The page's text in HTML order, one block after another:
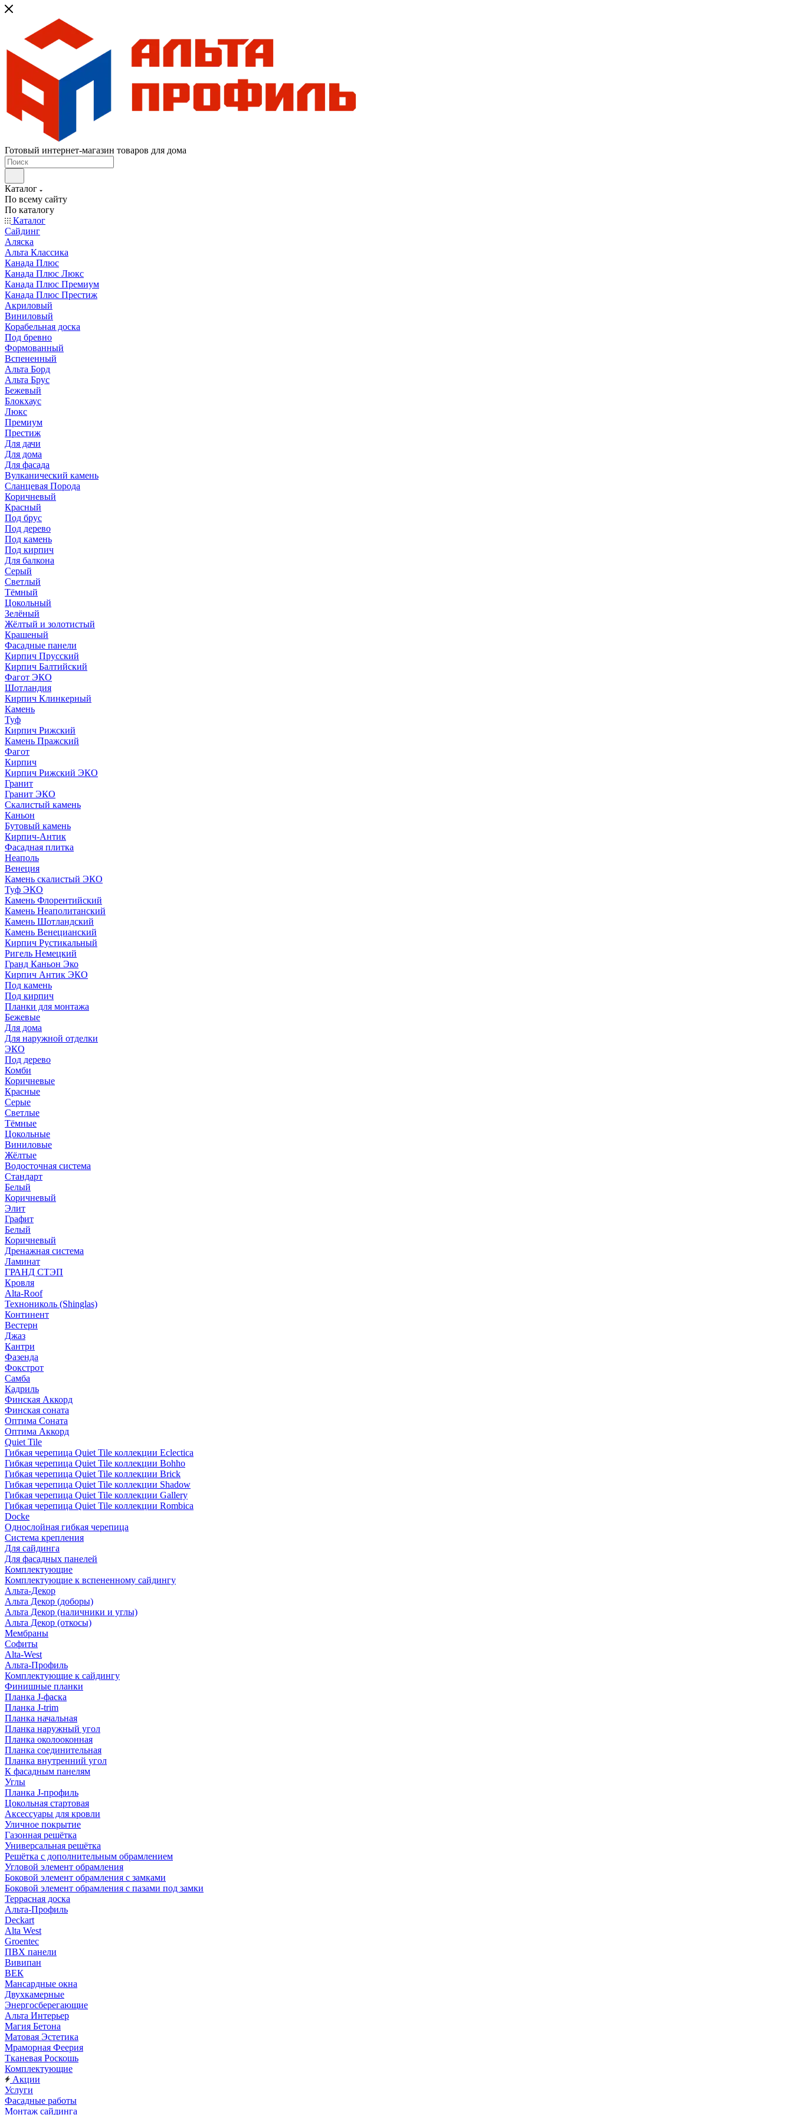
Готовый интернет-магазин товаров для дома
Каталог
По всему сайту
По каталогу
Каталог
Сайдинг
Аляска
Альта Классика
Канада Плюс
Канада Плюс Люкс
Канада Плюс Премиум
Канада Плюс Престиж
Акриловый
Виниловый
Корабельная доска
Под бревно
Формованный
Вспененный
Альта Борд
Альта Брус
Бежевый
Блокхаус
Люкс
Премиум
Престиж
Для дачи
Для дома
Для фасада
Вулканический камень
Сланцевая Порода
Коричневый
Красный
Под брус
Под дерево
Под камень
Под кирпич
Для балкона
Серый
Светлый
Тёмный
Цокольный
Зелёный
Жёлтый и золотистый
Крашеный
Фасадные панели
Кирпич Прусский
Кирпич Балтийский
Фагот ЭКО
Шотландия
Кирпич Клинкерный
Камень
Туф
Кирпич Рижский
Камень Пражский
Фагот
Кирпич
Кирпич Рижский ЭКО
Гранит
Гранит ЭКО
Скалистый камень
Каньон
Бутовый камень
Кирпич-Антик
Фасадная плитка
Неаполь
Венеция
Камень скалистый ЭКО
Туф ЭКО
Камень Флорентийский
Камень Неаполитанский
Камень Шотландский
Камень Венецианский
Кирпич Рустикальный
Ригель Немецкий
Гранд Каньон Эко
Кирпич Антик ЭКО
Под камень
Под кирпич
Планки для монтажа
Бежевые
Для дома
Для наружной отделки
ЭКO
Под дерево
Комби
Коричневые
Красные
Серые
Светлые
Тёмные
Цокольные
Виниловые
Жёлтые
Водосточная система
Стандарт
Белый
Коричневый
Элит
Графит
Белый
Коричневый
Дренажная система
Ламинат
ГРАНД СТЭП
Кровля
Alta-Roof
Технониколь (Shinglas)
Континент
Вестерн
Джаз
Кантри
Фазенда
Фокстрот
Самба
Кадриль
Финская Аккорд
Финская соната
Оптима Соната
Оптима Аккорд
Quiet Tile
Гибкая черепица Quiet Tile коллекции Eclectica
Гибкая черепица Quiet Tile коллекции Bohho
Гибкая черепица Quiet Tile коллекции Brick
Гибкая черепица Quiet Tile коллекции Shadow
Гибкая черепица Quiet Tile коллекции Gallery
Гибкая черепица Quiet Tile коллекции Rombica
Docke
Однослойная гибкая черепица
Система крепления
Для сайдинга
Для фасадных панелей
Комплектующие
Комплектующие к вспененному сайдингу
Альта-Декор
Альта Декор (доборы)
Альта Декор (наличники и углы)
Альта Декор (откосы)
Мембраны
Софиты
Alta-West
Альта-Профиль
Комплектующие к сайдингу
Финишные планки
Планка J-фаска
Планка J-trim
Планка начальная
Планка наружный угол
Планка околооконная
Планка соединительная
Планка внутренний угол
К фасадным панелям
Углы
Планка J-профиль
Цокольная стартовая
Аксессуары для кровли
Уличное покрытие
Газонная решётка
Универсальная решётка
Решётка с дополнительным обрамлением
Угловой элемент обрамления
Боковой элемент обрамления с замками
Боковой элемент обрамления с пазами под замки
Террасная доска
Альта-Профиль
Deckart
Alta West
Groentec
ПВХ панели
Вивипан
ВЕК
Мансардные окна
Двухкамерные
Энергосберегающие
Альта Интерьер
Магия Бетона
Матовая Эстетика
Мраморная Феерия
Тканевая Роскошь
Комплектующие
Акции
Услуги
Фасадные работы
Монтаж сайдинга